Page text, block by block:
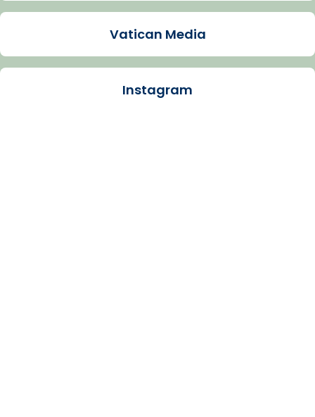
Imatge: Generada amb IA (OpenAI)
Arquebisbat de Barcelona
Vatican Media
Instagram